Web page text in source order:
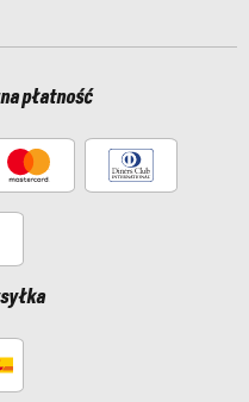
płatność